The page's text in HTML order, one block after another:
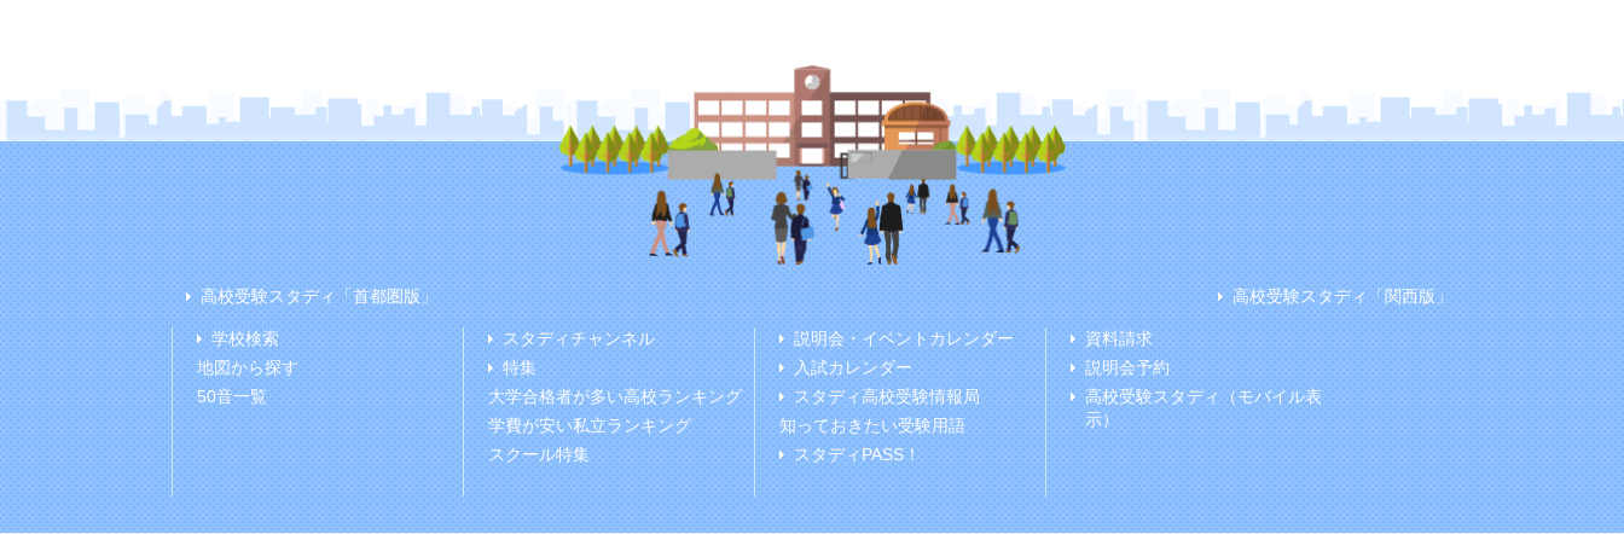
高校受験スタディ「首都圏版」 高校受験スタディ「関西版」
学校検索
地図から探す
50音一覧
スタディチャンネル
特集
大学合格者が多い高校ランキング
学費が安い私立ランキング
スクール特集
説明会・イベントカレンダー
入試カレンダー
スタディ高校受験情報局
知っておきたい受験用語
スタディPASS！
資料請求
説明会予約
高校受験スタディ（モバイル表
示）